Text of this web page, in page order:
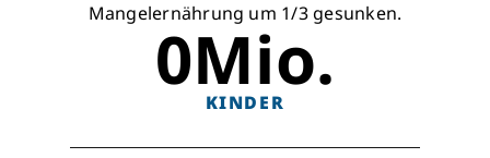
Mangelernährung um 1/3 gesunken.
0Mio.
KINDER